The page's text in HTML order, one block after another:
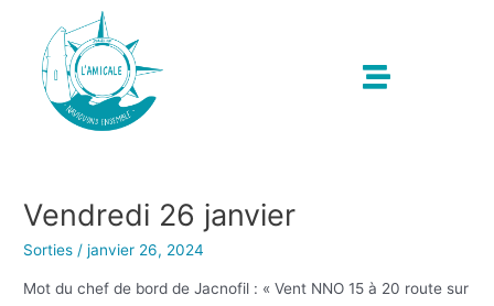
Vendredi 26 janvier
Sorties /janvier 26, 2024
Mot du chef de bord de Jacnofil : « Vent NNO 15 à 20 route sur